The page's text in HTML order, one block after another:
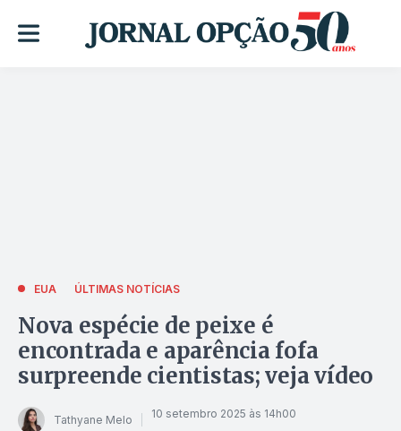
EUA ÚLTIMAS NOTÍCIAS
Nova espécie de peixe é
encontrada e aparência fofa
surpreende cientistas; veja vídeo
Tathyane Melo 10 setembro 2025 às 14h00